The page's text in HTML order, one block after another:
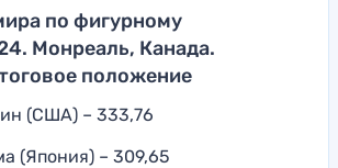
по фигурному
Монреаль, Канада.
положение
(США) – 333,76
(Япония) – 309,65